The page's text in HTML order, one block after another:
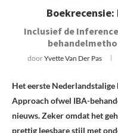
Boekrecensie:
Inclusief de
doorYvette Van Der Pas
Het eerste Nederlandstalige
Approach ofwel IBA-
nieuws. Zeker omdat het
prettig leesbare stijl met